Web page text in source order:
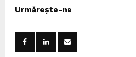
h
Urmărește-ne